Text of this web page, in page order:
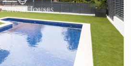
Un luxe a mitja hora en
del Port Nàutic del Masnou, Club de
de Formula 1 ...